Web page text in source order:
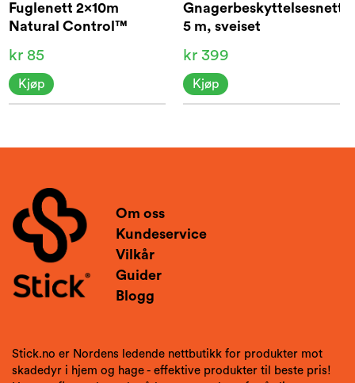
Fuglenett 2x10m
Natural Control™
kr 85
Kjøp
Gnagerbeskyttelsesnett
5 m, sveiset
kr 399
Kjøp
Om oss
Kundeservice
Vilkår
Guider
Blogg
Stick.no er Nordens ledende nettbutikk for produkter mot
skadedyr i hjem og hage - effektive produkter til beste pris!